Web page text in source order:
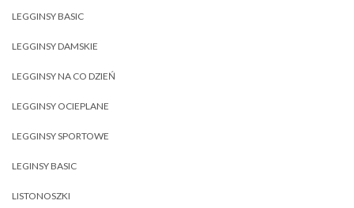
LEGGINSY BASIC
LEGGINSY DAMSKIE
LEGGINSY NA CO DZIEŃ
LEGGINSY OCIEPLANE
LEGGINSY SPORTOWE
LEGINSY BASIC
LISTONOSZKI